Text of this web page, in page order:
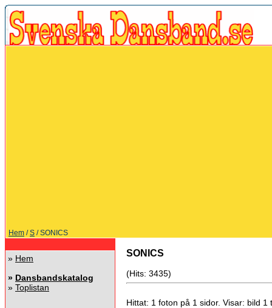
Hem /S / SONICS
» Hem
» Dansbandskatalog
» Toplistan
SONICS
(Hits: 3435)
Hittat: 1 foton på 1 sidor. Visar: bild 1